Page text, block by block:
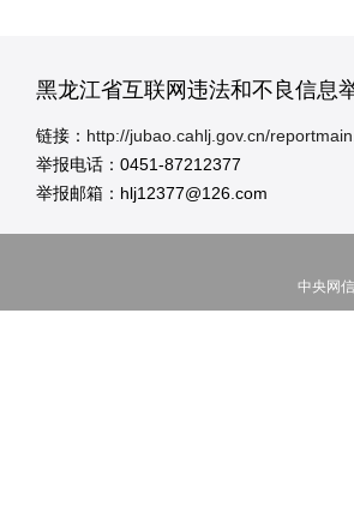
黑龙江省互联网违法和不良信息
链接： http://jubao.cahlj.gov.cn/
举报电话：0451-87212377
举报邮箱：hlj12377@126.com
中央网